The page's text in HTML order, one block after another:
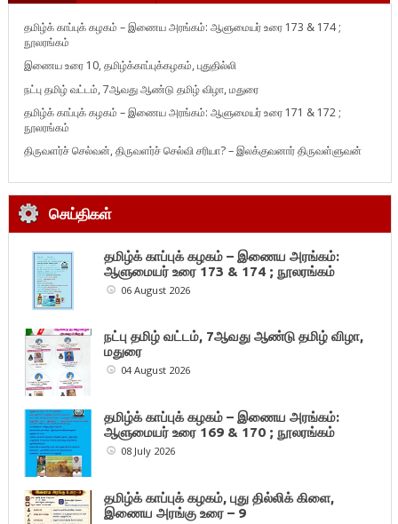
தமிழ்க் காப்புக் கழகம் – இணைய அரங்கம்: ஆளுமையர் உரை 173 & 174 ;
நூலரங்கம்
இணைய உரை 10, தமிழ்க்காப்புக்கழகம், புதுதில்லி
நட்பு தமிழ் வட்டம், 7ஆவது ஆண்டு தமிழ் விழா, மதுரை
தமிழ்க் காப்புக் கழகம் – இணைய அரங்கம்: ஆளுமையர் உரை 171 & 172 ;
நூலரங்கம்
திருவளர்ச் செல்வன், திருவளர்ச் செல்வி சரியா? – இலக்குவனார் திருவள்ளுவன்
செய்திகள்
தமிழ்க் காப்புக் கழகம் – இணைய அரங்கம்:
ஆளுமையர் உரை 173 & 174 ; நூலரங்கம்
06 August 2026
நட்பு தமிழ் வட்டம், 7ஆவது ஆண்டு தமிழ் விழா,
மதுரை
04 August 2026
தமிழ்க் காப்புக் கழகம் – இணைய அரங்கம்:
ஆளுமையர் உரை 169 & 170 ; நூலரங்கம்
08 July 2026
தமிழ்க் காப்புக் கழகம், புது தில்லிக் கிளை,
இணைய அரங்கு உரை – 9